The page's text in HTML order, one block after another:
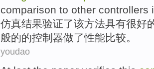
comparison to other controllers
仿真结果验证了该方法具有很好
般的的控制器做了性能比较。
youdao